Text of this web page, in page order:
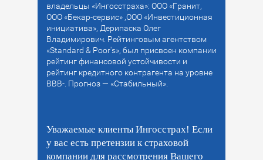
владельцы «Ингосстраха»: ООО «Гранит,
ООО «Бекар-сервис» ,ООО «Инвестиционная
инициатива», Дерипаска Олег
Владимирович. Рейтинговым агентством
«Standard & Poor's», был присвоен компании
рейтинг финансовой устойчивости и
рейтинг кредитного контрагента на уровне
ВВВ-. Прогноз — «Стабильный».
Уважаемые клиенты Ингосстрах! Если
у вас есть претензии к страховой
компании для рассмотрения Вашего